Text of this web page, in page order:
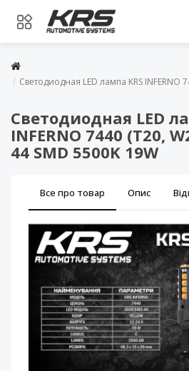
Светодиодная LED лампа KRS INFERNO
Светодиодная LED
INFERNO 7440 (T20,
44 SMD 5500K 19W
Все про товар Опис